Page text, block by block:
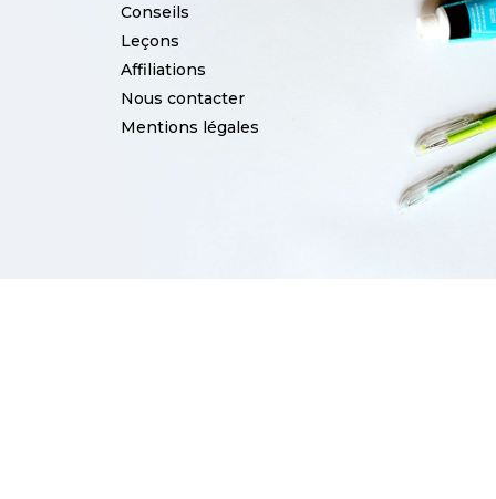
Conseils
Leçons
Affiliations
Nous contacter
Mentions légales